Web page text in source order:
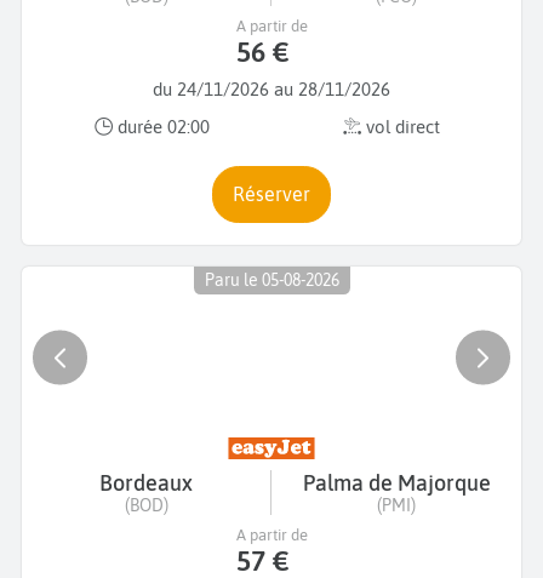
du 24/11/2026 au 28/11/2026
durée 02:00
vol direct
A partir de
56 €
Réserver
Paru le 05-08-2026
Bordeaux
(BOD)
Palma de Majorque
(PMI)
A partir de
57 €